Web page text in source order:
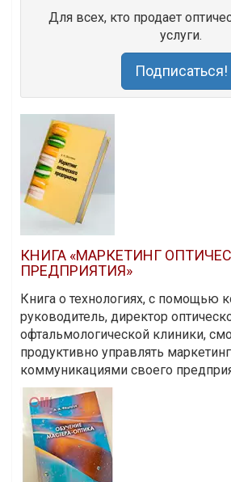
Для всех, кто продает
услуги.
Подписаться!
КНИГА «МАРКЕТИНГ
ПРЕДПРИЯТИЯ»
Книга о технологиях, с помощью
руководитель, директор
офтальмологической клиники,
продуктивно управлять
коммуникациями своего